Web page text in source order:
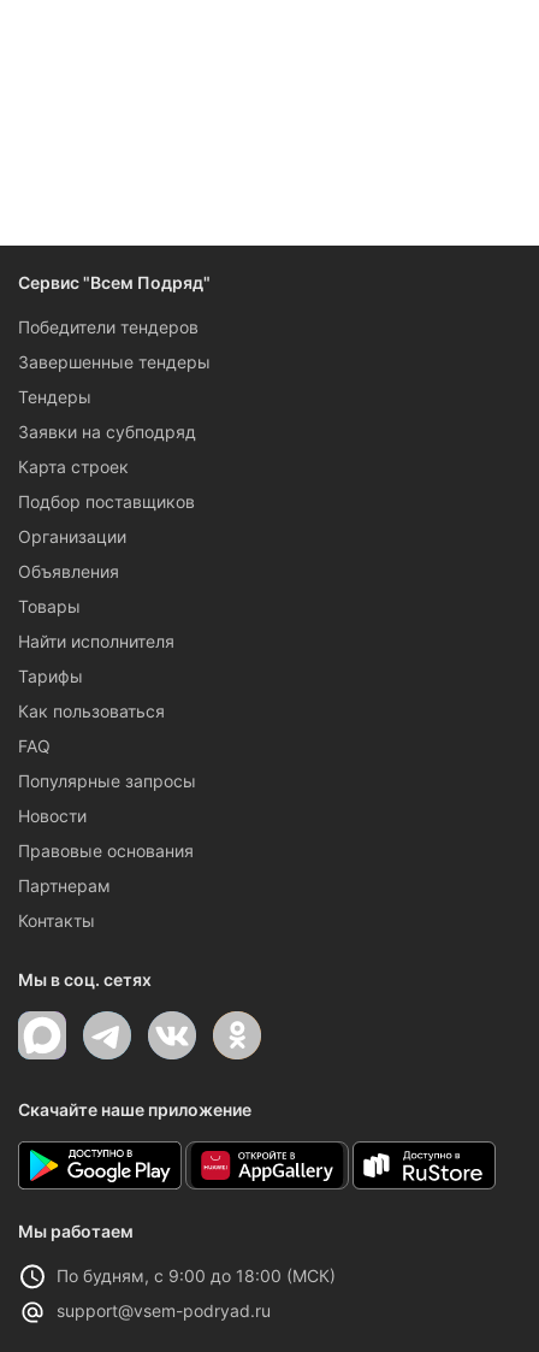
Сервис "Всем Подряд"
Победители тендеров
Завершенные тендеры
Тендеры
Заявки на субподряд
Карта строек
Подбор поставщиков
Организации
Объявления
Товары
Найти исполнителя
Тарифы
Как пользоваться
FAQ
Популярные запросы
Новости
Правовые основания
Партнерам
Контакты
Мы в соц. сетях
Скачайте наше приложение
Мы работаем
По будням, с 9:00 до 18:00 (МСК)
support@vsem-podryad.ru